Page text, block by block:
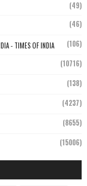
(49)
(46)
- TIMES OF INDIA (106)
(10716)
(138)
(4237)
(8655)
(15006)